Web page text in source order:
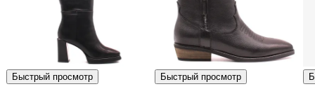
Быстрый просмотр Быстрый просмотр